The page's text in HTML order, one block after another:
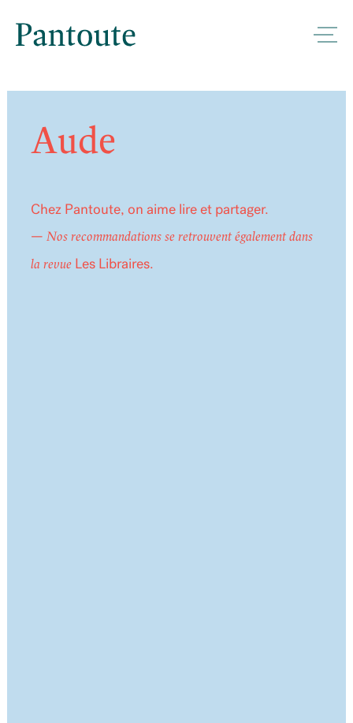
Aude
Chez Pantoute, on aime lire et partager.
— Nos recommandations se retrouvent également dans
la revue Les Libraires.